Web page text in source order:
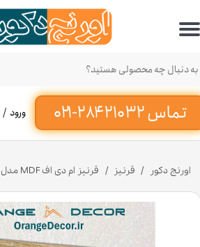
تماس ۳۲ ۲۱۰ ۲۸۴-۰۲۱‌ ورود /
حساب کاربری من
تغییر گذر واژه
سفارشات
خروج از حساب کاربری
اورنج دکور قرنیز قرنیز ام دی اف MDF مدل گُلد کد 183 [انبار تهران]